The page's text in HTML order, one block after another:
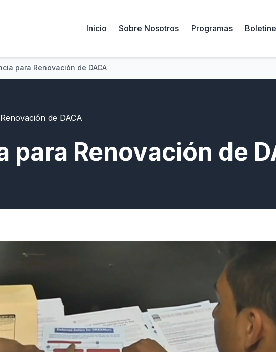
Inicio Sobre Nosotros Programas
para Renovación de DACA
de DACA
para Renovación de